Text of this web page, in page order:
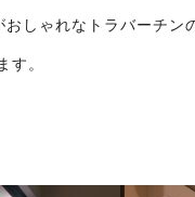
しゃれなトラバーチン
。